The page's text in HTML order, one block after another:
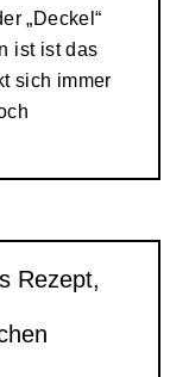
„Deckel“
ist ist das
sich immer
Rezept,